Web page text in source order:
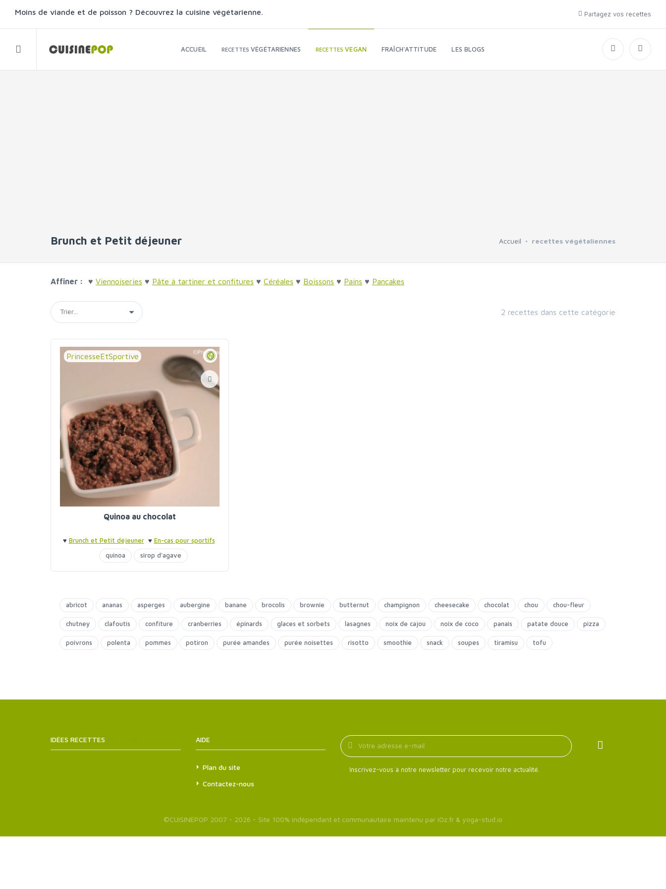
Moins de viande et de poisson ? Découvrez la cuisine végétarienne. Partagez vos recettes
ACCUEIL RECETTESVÉGÉTARIENNES RECETTESVEGAN FRAÎCH'ATTITUDE LES BLOGS
Brunch et Petit déjeuner Accueil recettes végétaliennes
Affiner : ♥ Viennoiseries ♥ Pâte à tartiner et confitures ♥ Céréales ♥ Boissons ♥ Pains ♥ Pancakes
2 recettes dans cette catégorie
PrincesseEtSportive
Quinoa au chocolat
♥ Brunch et Petit déjeuner♥ En-cas pour sportifs
quinoa
sirop d'agave
abricot ananas asperges aubergine banane brocolis brownie butternut champignon cheesecake chocolat chou chou-fleur
chutney clafoutis confiture cranberries épinards glaces et sorbets lasagnes noix de cajou noix de coco panais patate douce pizza
poivrons polenta pommes potiron purée amandes purée noisettes risotto smoothie snack soupes tiramisu tofu
IDÉES RECETTES AIDE
Plan du site
Contactez-nous
Inscrivez-vous à notre newsletter pour recevoir notre actualité.
©CUISINEPOP 2007 - 2026 - Site 100% indépendant et communautaire maintenu par iOz.fr & yoga-stud.io